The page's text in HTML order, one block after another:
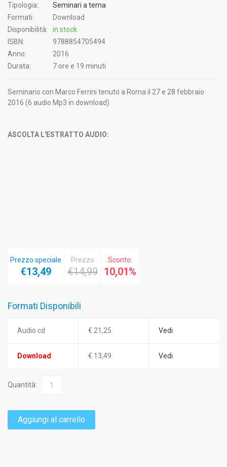
Tipologia:
Seminari a tema
Formati:
Download
Disponibilità:
in stock
ISBN:
9788854705494
Anno:
2016
Durata:
7 ore e 19 minuti
Seminario con Marco Ferrini tenuto a Roma il 27 e 28 febbraio
2016 (6 audio Mp3 in download)
ASCOLTA L'ESTRATTO AUDIO:
Prezzo speciale
€13,49
Prezzo
€14,99
Sconto:
10,01%
Formati Disponibili
Audio cd € 21,25 Vedi
Download € 13,49 Vedi
Quantità:
Aggiungi al carrello